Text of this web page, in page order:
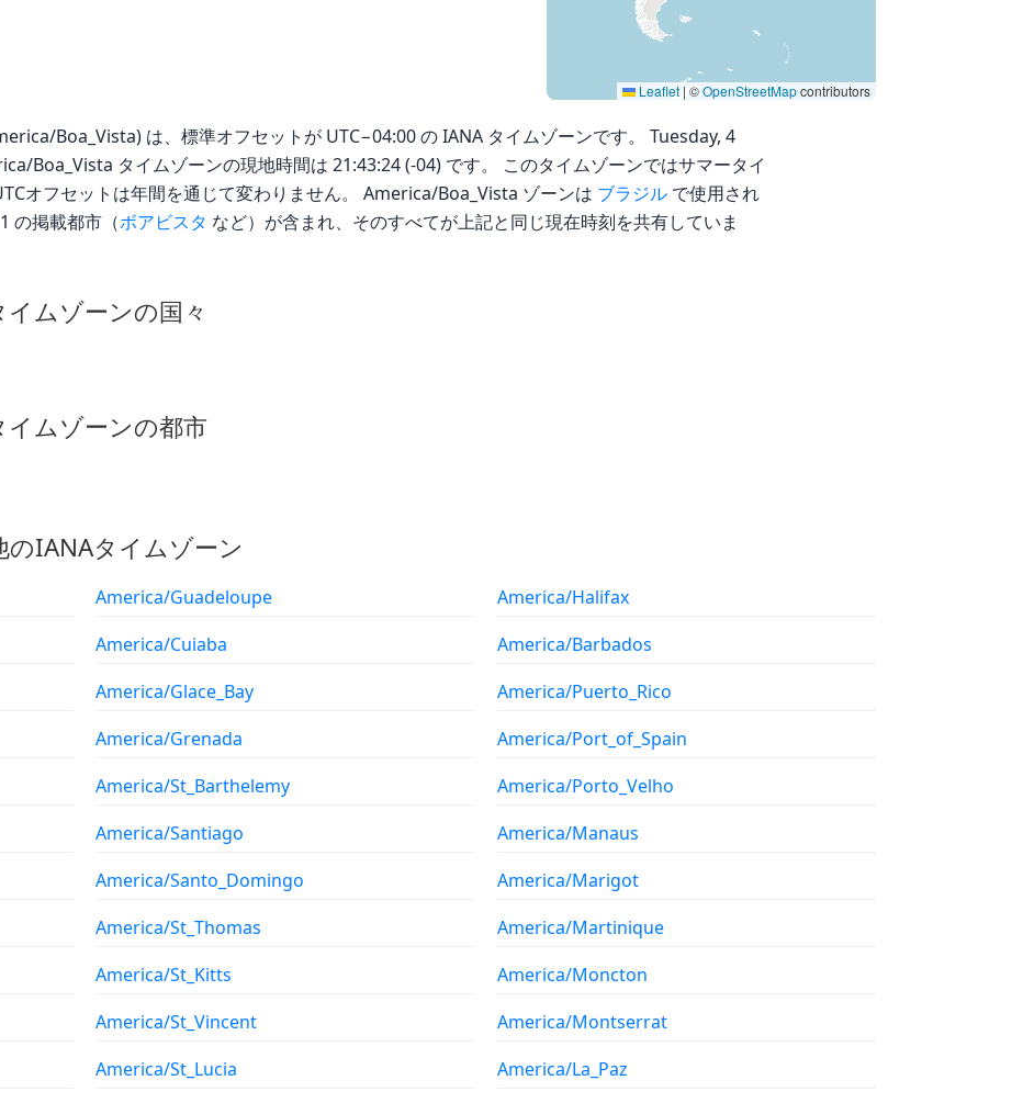
Leaflet | ©OpenStreetMapcontributors
Boa_Vista) は、標準オフセットが UTC−04:00 の IANA タイムゾーンです。 Tuesday, 4
Boa_Vista タイムゾーンの現地時間は 21:43:24 (-04) です。 このタイムゾーンではサマータイ
オフセットは年間を通じて変わりません。 America/Boa_Vista ゾーンは ブラジル で使用され
の掲載都市（ボアビスタ など）が含まれ、そのすべてが上記と同じ現在時刻を共有していま
ムゾーンの国々
ムゾーンの都市
IANAタイムゾーン
America/Guadeloupe
America/Cuiaba
America/Glace_Bay
America/Grenada
America/St_Barthelemy
America/Santiago
America/Santo_Domingo
America/St_Thomas
America/St_Kitts
America/St_Vincent
America/St_Lucia
America/Halifax
America/Barbados
America/Puerto_Rico
America/Port_of_Spain
America/Porto_Velho
America/Manaus
America/Marigot
America/Martinique
America/Moncton
America/Montserrat
America/La_Paz